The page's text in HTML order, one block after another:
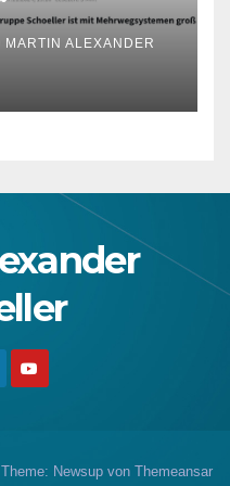
MARTIN ALEXANDER
Theme: Newsup von Themeansar